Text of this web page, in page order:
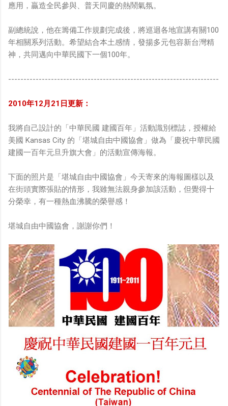
應用，贏造全民參與、普天同慶的熱鬧氣氛。
副總統說，他在籌備工作規劃完成後，將巡迴各地宣講有關100
年相關系列活動。希望結合本土感情，發揚多元包容新台灣精
神，共同邁向中華民國下一個100年。
---------------------------------------------------------------------
2010年12月21日更新：
我將自己設計的「中華民國 建國百年」活動識別標誌，授權給
美國 Kansas City 的「堪城自由中國協會」做為「慶祝中華民國
建國一百年元旦升旗大會」的活動宣傳海報。
下面的照片是「堪城自由中國協會」今天寄來的海報圖樣以及
在街頭實際張貼的情形，我雖無法親身參加該活動，但覺得十
分榮幸，有一種熱血沸騰的榮譽感！
堪城自由中國協會，謝謝你們！